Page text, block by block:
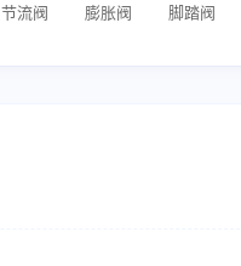
节流阀 膨胀阀 脚踏阀